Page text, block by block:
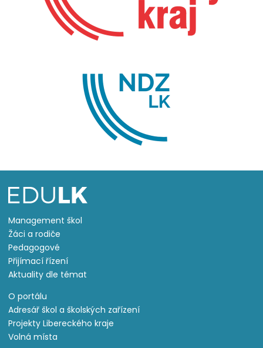
Management škol
Žáci a rodiče
Pedagogové
Přijímací řízení
Aktuality dle témat
O portálu
Adresář škol a školských zařízení
Projekty Libereckého kraje
Volná místa